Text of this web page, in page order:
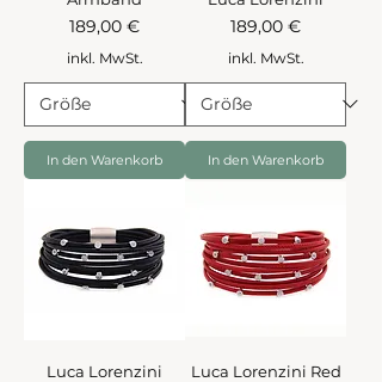
Preis
189,00 €
inkl. MwSt.
In den Warenkorb
Preis
189,00 €
inkl. MwSt.
In den Warenkorb
Luca Lorenzini
Luca Lorenzini Red